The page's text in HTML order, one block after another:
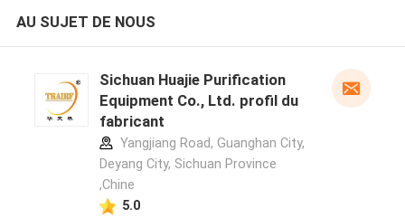
AU SUJET DE NOUS
Sichuan Huajie Purification
Equipment Co., Ltd. profil du
fabricant
Yangjiang Road, Guanghan City,
Deyang City, Sichuan Province
,Chine
5.0